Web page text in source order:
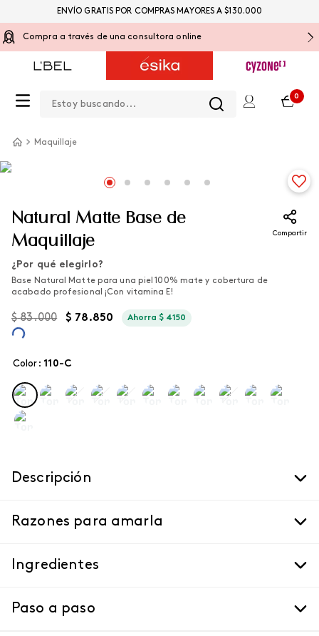
Compra a través de una consultora online
0
ENVÍO GRATIS POR COMPRAS MAYORES A $130.000
Maquillaje
Natural Matte Base de
Maquillaje
Compartir
¿Por qué elegirlo?
Base Natural Matte para una piel 100% mate y cobertura de
acabado profesional ¡Con vitamina E!​
$ 83.000 $ 78.850 Ahorra$ 4150
Color : 110-c
Descripción
Razones para amarla
Ingredientes
Paso a paso